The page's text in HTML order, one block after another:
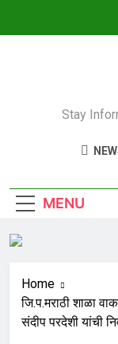
Stay
MENU
Home
जि.प.मराठी शाळा
संदीप परदेशी यांची